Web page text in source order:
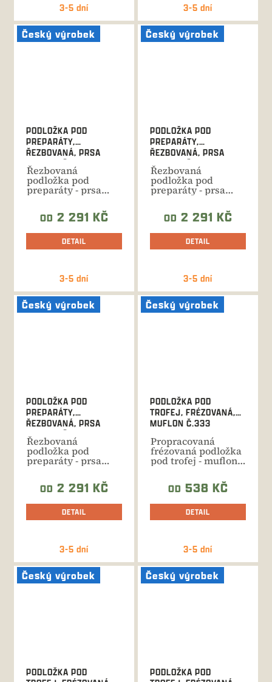
3-5 dní 3-5 dní
Český výrobek
3-5 dní
PODLOŽKA POD
PREPARÁTY,
ŘEZBOVANÁ, PRSA
MUFLON Č. 409
Řezbovaná
podložka pod
preparáty - prsa
muflon. Ruční
výroba, celková
výška...
OD 2 291 KČ
DETAIL
Český výrobek
3-5 dní
PODLOŽKA POD
PREPARÁTY,
ŘEZBOVANÁ, PRSA
MUFLON Č.408
Řezbovaná
podložka pod
preparáty - prsa
muflon. Ruční
výroba, celková
výška...
OD 2 291 KČ
DETAIL
Český výrobek
3-5 dní
PODLOŽKA POD
PREPARÁTY,
ŘEZBOVANÁ, PRSA
MUFLON Č.406
Řezbovaná
podložka pod
preparáty - prsa
muflon. Ruční
výroba, celková
výška...
OD 2 291 KČ
DETAIL
Český výrobek
3-5 dní
PODLOŽKA POD
TROFEJ, FRÉZOVANÁ,
MUFLON Č.333
Propracovaná
frézovaná podložka
pod trofej - muflon.
Celková rozměr 36
OD 538 KČ
DETAIL
Český výrobek
PODLOŽKA POD
Český výrobek
PODLOŽKA POD